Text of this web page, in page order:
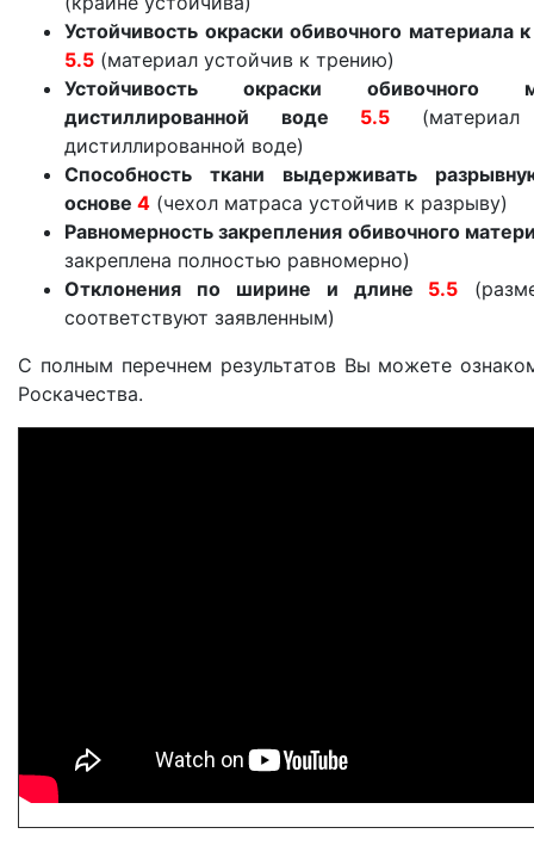
Устойчивость окраски обивочного материала
5.5 (материал устойчив к трению)
Устойчивость окраски обивочного
дистиллированной воде 5.5
дистиллированной воде)
Способность ткани выдерживать
основе4 (чехол матраса устойчив к разрыву)
Равномерность закрепления обивочного
закреплена полностью равномерно)
Отклонения по ширине и длине 5.5
соответствуют заявленным)
С полным перечнем результатов Вы можете
Роскачества.